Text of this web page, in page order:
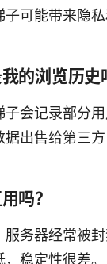
可能带来隐私
的浏览历史
子会记录部分
据出售给第三
吗？
服务器经常被
稳定性很差。